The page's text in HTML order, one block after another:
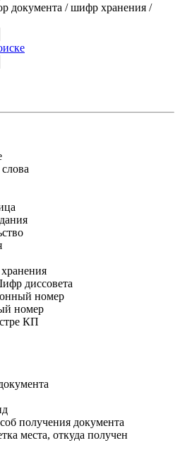
документа / шифр хранения /
диссовета
номер
номер
КП
получения документа
места, откуда получен